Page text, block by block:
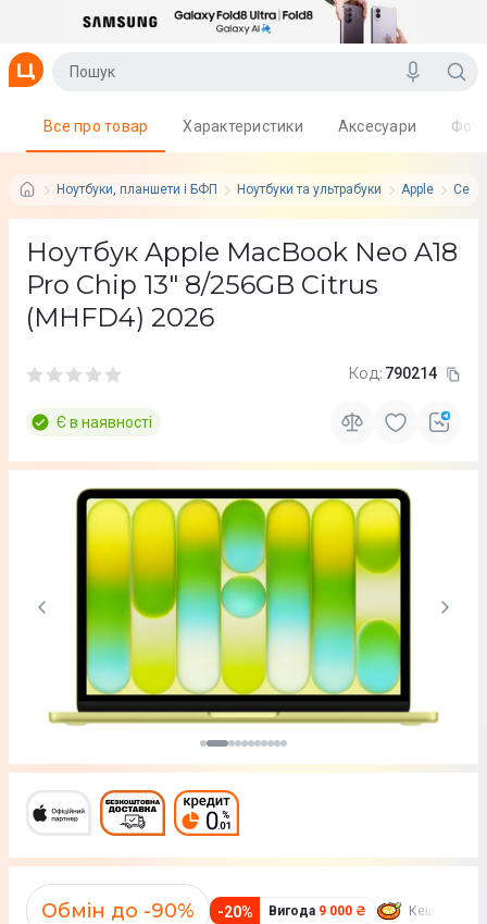
Ноутбуки, планшети і БФП Ноутбуки та ультрабуки Apple
Все про товар Характеристики Аксесуари
Ноутбук Apple MacBook Neo A18
Pro Chip 13" 8/256GB Citrus
(MHFD4) 2026
Код: 790214
Є в наявності
Обмін до -90% -20% Вигода 9 000 ₴ Кешбек